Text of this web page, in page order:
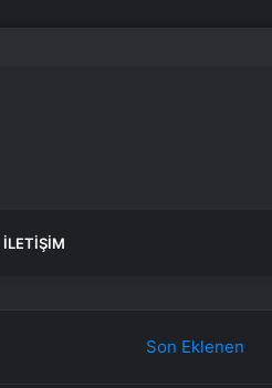
İLETIŞIM
Son Eklenen